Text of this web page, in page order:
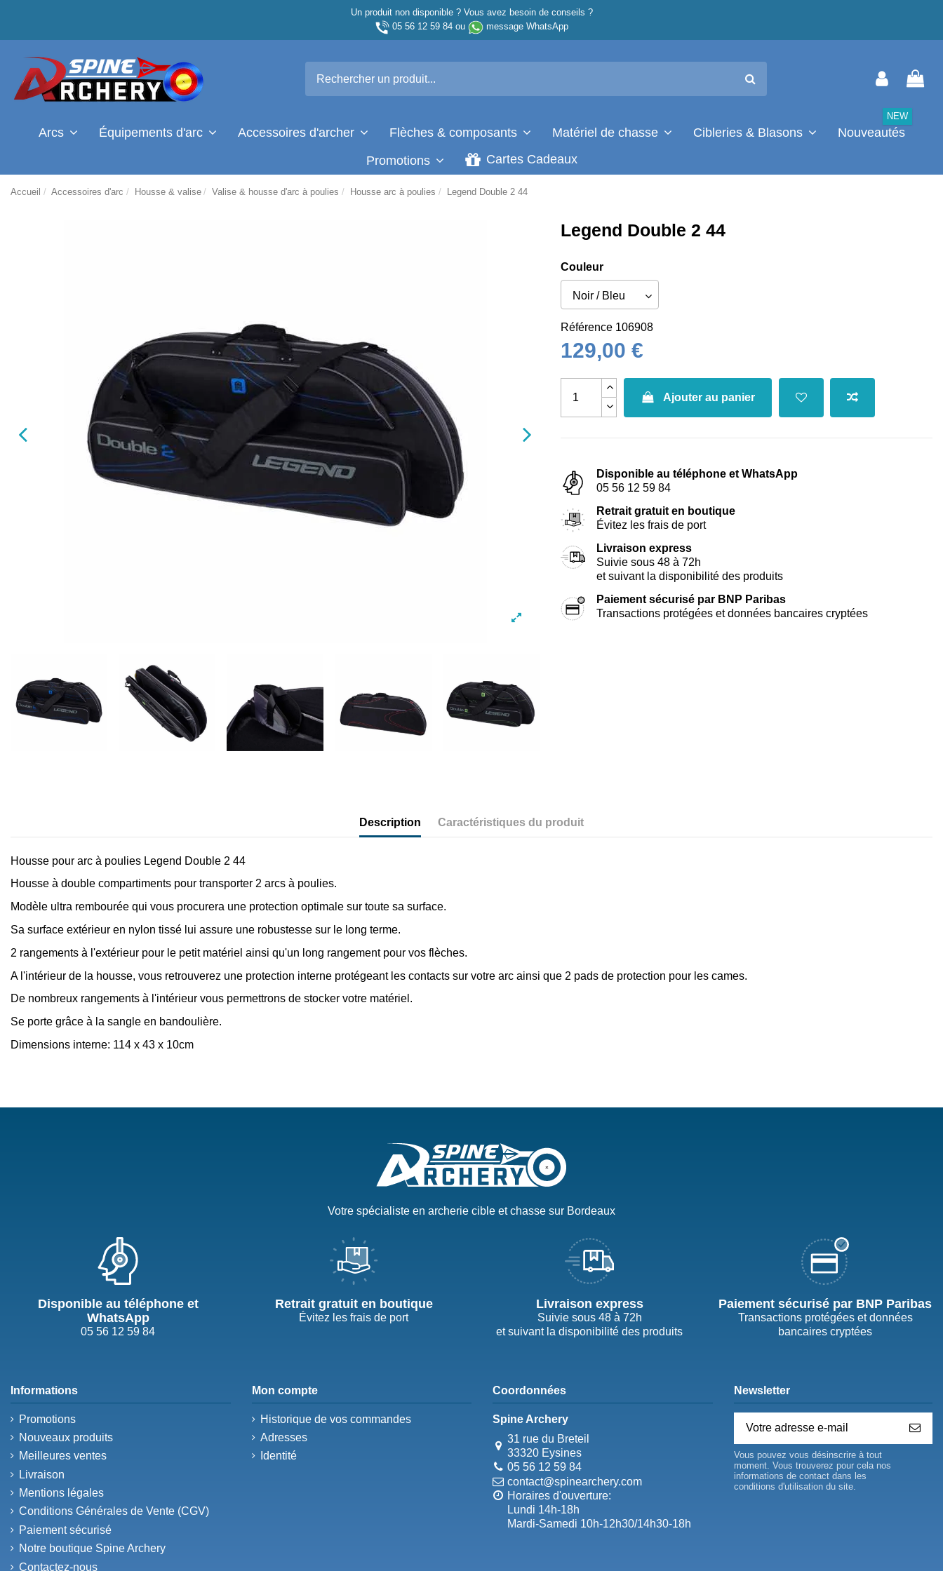
Un produit non disponible ? Vous avez besoin de conseils ?
05 56 12 59 84ou message WhatsApp
Arcs Équipements d'arc Accessoires d'archer Flèches & composants Matériel de chasse Cibleries & Blasons Nouveautés
NEW
Promotions Cartes Cadeaux
Accueil Accessoires d'arc Housse & valise Valise & housse d'arc à poulies Housse arc à poulies Legend Double 2 44
Legend Double 2 44
Couleur
Référence 106908
129,00 €
Ajouter au panier
Disponible au téléphone et WhatsApp
05 56 12 59 84
Retrait gratuit en boutique
Évitez les frais de port
Livraison express
Suivie sous 48 à 72h
et suivant la disponibilité des produits
Paiement sécurisé par BNP Paribas
Transactions protégées et données bancaires cryptées
Description Caractéristiques du produit
Housse pour arc à poulies Legend Double 2 44
Housse à double compartiments pour transporter 2 arcs à poulies.
Modèle ultra rembourée qui vous procurera une protection optimale sur toute sa surface.
Sa surface extérieur en nylon tissé lui assure une robustesse sur le long terme.
2 rangements à l'extérieur pour le petit matériel ainsi qu'un long rangement pour vos flèches.
A l'intérieur de la housse, vous retrouverez une protection interne protégeant les contacts sur votre arc ainsi que 2 pads de protection pour les cames.
De nombreux rangements à l'intérieur vous permettrons de stocker votre matériel.
Se porte grâce à la sangle en bandoulière.
Dimensions interne: 114 x 43 x 10cm
Votre spécialiste en archerie cible et chasse sur Bordeaux
Disponible au téléphone et
WhatsApp
05 56 12 59 84
Retrait gratuit en boutique
Évitez les frais de port
Livraison express
Suivie sous 48 à 72h
et suivant la disponibilité des produits
Paiement sécurisé par BNP Paribas
Transactions protégées et données
bancaires cryptées
Informations
Promotions
Nouveaux produits
Meilleures ventes
Livraison
Mentions légales
Conditions Générales de Vente (CGV)
Paiement sécurisé
Notre boutique Spine Archery
Contactez-nous
Mon compte
Historique de vos commandes
Adresses
Identité
Coordonnées
Spine Archery
31 rue du Breteil
33320 Eysines
05 56 12 59 84
contact@spinearchery.com
Horaires d'ouverture:
Lundi 14h-18h
Mardi-Samedi 10h-12h30/14h30-18h
Newsletter
Vous pouvez vous désinscrire à tout
moment. Vous trouverez pour cela nos
informations de contact dans les
conditions d'utilisation du site.